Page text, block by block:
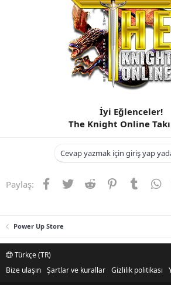
İyi Eğlenceler!
The Knight Online
Cevap yazmak için giriş yap
Paylaş: Facebook
TwitterReddit PinterestTumblr
Power Up Store
Türkçe (TR)
Bize ulaşın Şartlar ve kurallar Gizlilik politikası